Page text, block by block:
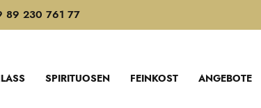
89 230 761 77
SPIRITUOSEN FEINKOST ANGEBOTE